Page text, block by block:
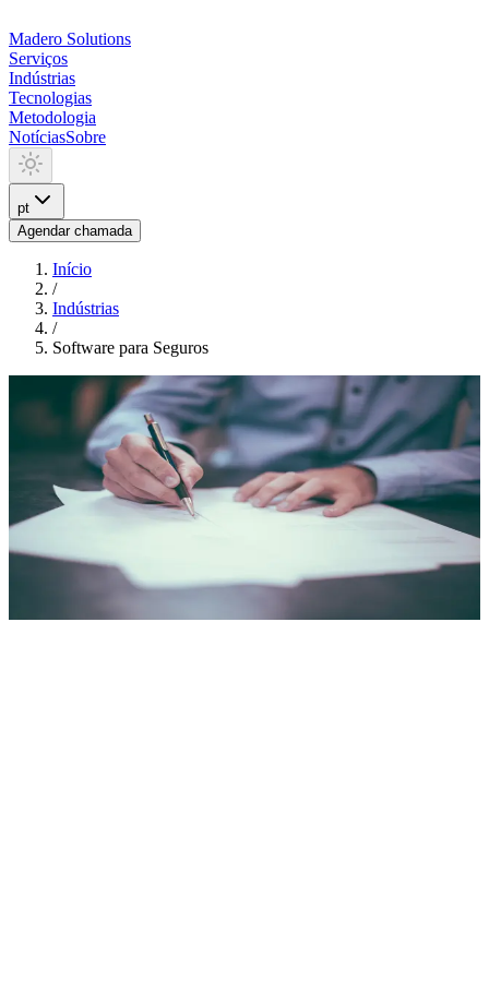
Madero Solutions
Serviços
Indústrias
Tecnologias
Metodologia
NotíciasSobre
pt
Agendar chamada
Início
/
Indústrias
/
Software para Seguros
INDUSTRIA
Software para Seguros
Construímos software sob medida para seguradoras e empresas que
buscam maior eficiência, melhores processos e melhores serviços
para clientes. Sistemas de gestão de apólices, processamento de
sinistros, faturamento e pagamentos custom, software atuarial,
CRM, ferramentas de avaliação de riscos e analytics, conformidade
regulatória e aplicações móveis. Incluímos detecção de fraude com